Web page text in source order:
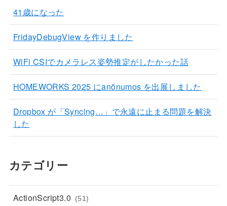
41歳になった
FridayDebugView を作りました
WiFi CSIでカメラレス姿勢推定がしたかった話
HOMEWORKS 2025 にanōnumos を出展しました
Dropbox が「Syncing…」で永遠に止まる問題を解決
した
カテゴリー
ActionScript3.0 (51)